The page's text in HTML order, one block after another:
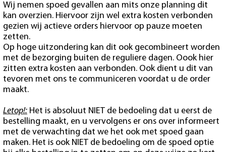
Wij nemen spoed gevallen aan mits onze planning dit
kan overzien. Hiervoor zijn wel extra kosten verbonden
gezien wij actieve orders hiervoor op pauze moeten
zetten.
Op hoge uitzondering kan dit ook gecombineert worden
met de bezorging buiten de reguliere dagen. Oook hier
zitten extra kosten aan verbonden. Ook dient u dit van
tevoren met ons te communiceren voordat u de order
maakt.
Letop!: Het is absoluut NIET de bedoeling dat u eerst de
bestelling maakt, en u vervolgens er ons over informeert
met de verwachting dat we het ook met spoed gaan
maken. Het is ook NIET de bedoeling om de spoed optie